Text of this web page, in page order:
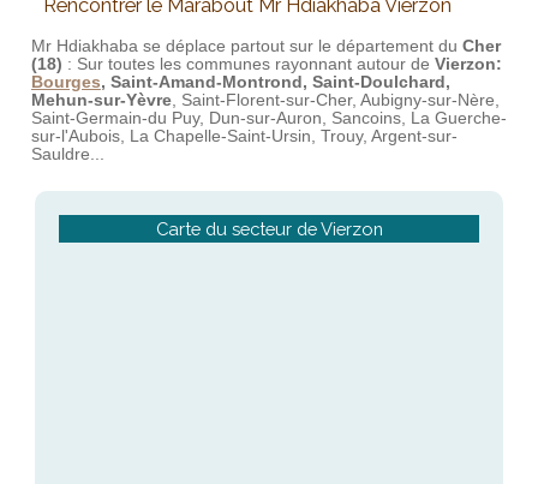
Rencontrer le Marabout Mr Hdiakhaba Vierzon
Mr Hdiakhaba se déplace partout sur le département du Cher
(18) : Sur toutes les communes rayonnant autour de Vierzon:
Bourges, Saint-Amand-Montrond, Saint-Doulchard,
Mehun-sur-Yèvre, Saint-Florent-sur-Cher, Aubigny-sur-Nère,
Saint-Germain-du Puy, Dun-sur-Auron, Sancoins, La Guerche-
sur-l'Aubois, La Chapelle-Saint-Ursin, Trouy, Argent-sur-
Sauldre...
Carte du secteur de Vierzon